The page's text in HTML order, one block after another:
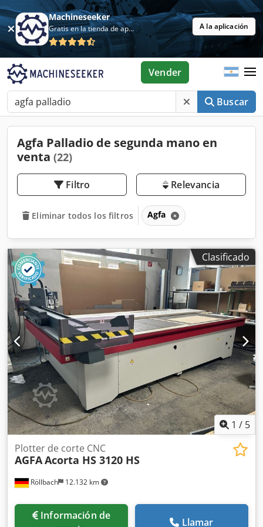
Machineseeker
Gratis en la tienda de aplicaciones A la aplicación
Buscar
Vender
Agfa Palladio de segunda mano en
venta (22)
Filtro Relevancia
Eliminar todos los filtros Agfa
Clasificado
1 / 5
Röllbach 12.132 km
Plotter de corte CNC
AGFAAcorta HS 3120 HS
Información de
Llamar